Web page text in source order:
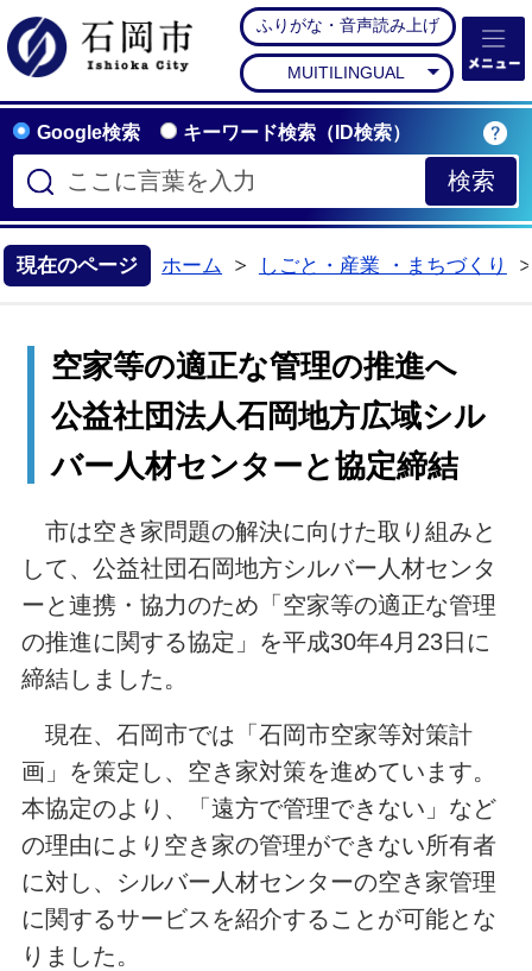
石岡市公式ホームペー
ふりがな・音声読み上げ
MUITILINGUAL
Google検索 キーワード検索（ID検索）
現在のページ ホーム
しごと・産業 ・まちづくり
空家等の適正な管理の推進へ
公益社団法人石岡地方広域シル
バー人材センターと協定締結
市は空き家問題の解決に向けた取り組みと
して、公益社団石岡地方シルバー人材センタ
ーと連携・協力のため「空家等の適正な管理
の推進に関する協定」を平成30年4月23日に
締結しました。
現在、石岡市では「石岡市空家等対策計
画」を策定し、空き家対策を進めています。
本協定のより、「遠方で管理できない」など
の理由により空き家の管理ができない所有者
に対し、シルバー人材センターの空き家管理
に関するサービスを紹介することが可能とな
りました。